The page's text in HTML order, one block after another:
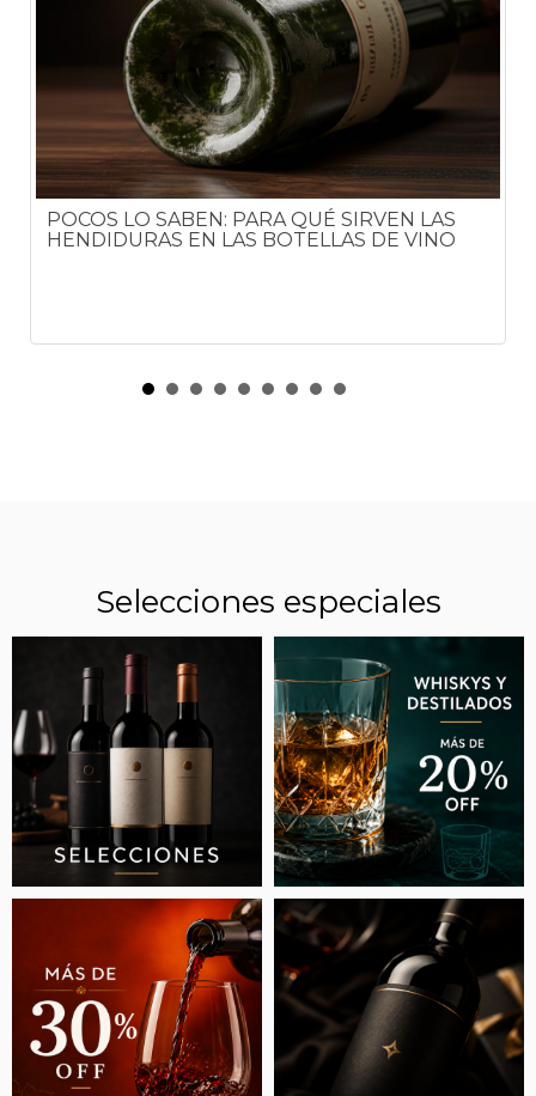
POCOS LO SABEN: PARA QUÉ SIRVEN LAS
HENDIDURAS EN LAS BOTELLAS DE VINO
CUÁLES SON LOS MEJORES VINOS DEL 2024,
SEGÚN EL VEREDICTO DE 30 GRANDES
ENÓLOGOS Y ENÓLOGAS
Selecciones especiales